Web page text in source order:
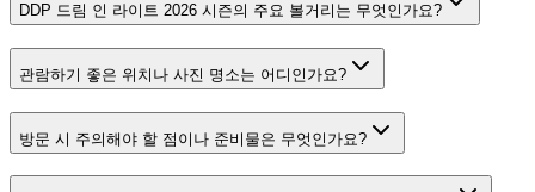
DDP 드림 인 라이트 2026 시즌의 주요 볼거리는 무엇인가요?
관람하기 좋은 위치나 사진 명소는 어디인가요?
방문 시 주의해야 할 점이나 준비물은 무엇인가요?